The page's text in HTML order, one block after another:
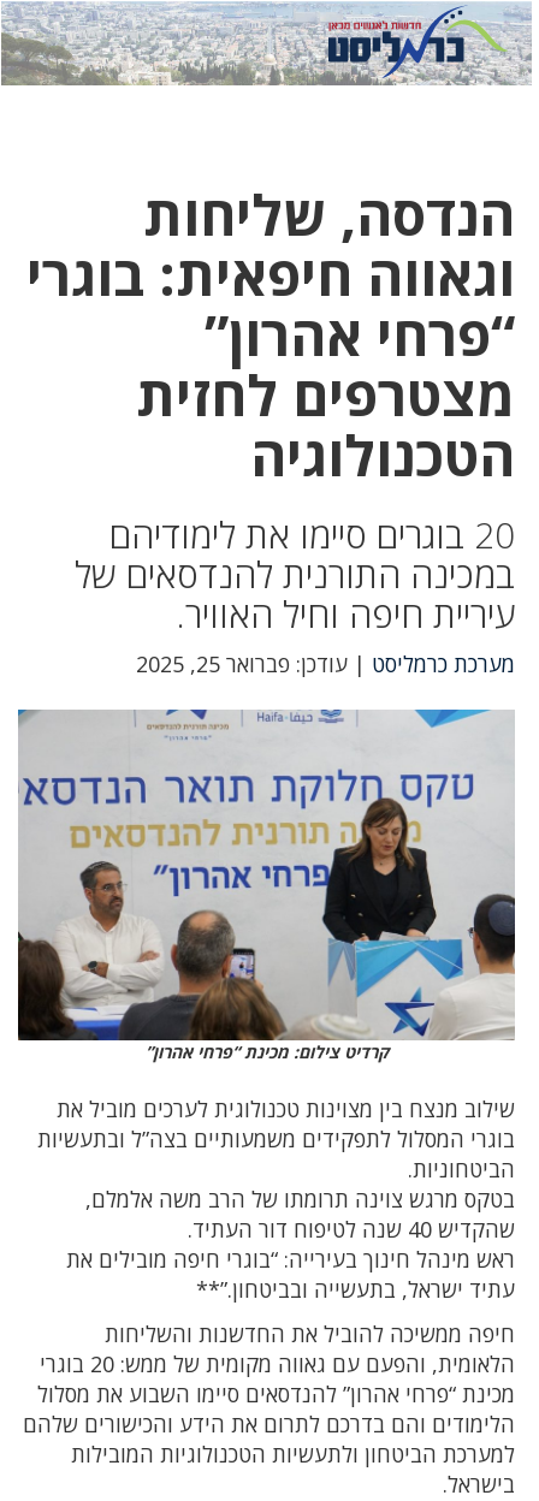
לחץ
כאן
לחץ
כדי
הנדסה, שליחות
וגאווה חיפאית: בוגרי
“פרחי אהרון”
מצטרפים לחזית
הטכנולוגיה
20 בוגרים סיימו את לימודיהם
במכינה התורנית להנדסאים של
עיריית חיפה וחיל האוויר.
מערכת כרמליסט | עודכן: פברואר 25, 2025
קרדיט צילום: מכינת “פרחי אהרון”
שילוב מנצח בין מצוינות טכנולוגית לערכים מוביל את
בוגרי המסלול לתפקידים משמעותיים בצה”ל ובתעשיות
הביטחוניות.
בטקס מרגש צוינה תרומתו של הרב משה אלמלם,
שהקדיש 40 שנה לטיפוח דור העתיד.
ראש מינהל חינוך בעירייה: “בוגרי חיפה מובילים את
עתיד ישראל, בתעשייה ובביטחון.”**
חיפה ממשיכה להוביל את החדשנות והשליחות
הלאומית, והפעם עם גאווה מקומית של ממש: 20 בוגרי
מכינת “פרחי אהרון” להנדסאים סיימו השבוע את מסלול
הלימודים והם בדרכם לתרום את הידע והכישורים שלהם
למערכת הביטחון ולתעשיות הטכנולוגיות המובילות
בישראל.